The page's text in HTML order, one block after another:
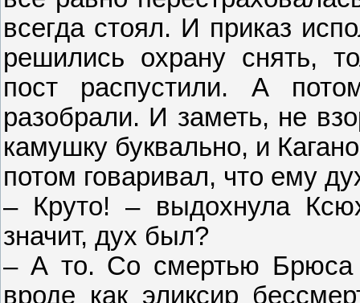
всегда стоял. И приказ
решились охрану снять,
пост распустили. А
разобрали. И заметь, не
камушку буквально, и
потом говаривал, что ему
– Круто! – выдохнула
значит, дух был?
– А то. Со смертью Брюса
вроде как эликсир